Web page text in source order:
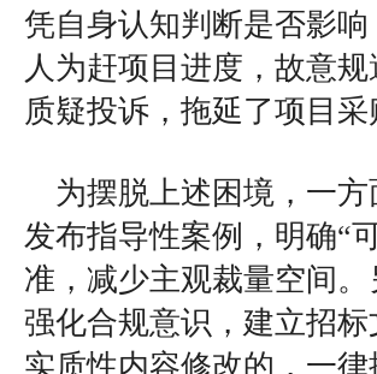
凭自身认知判断是否影
人为赶项目进度，故意
质疑投诉，拖延了项目
为摆脱上述困境，一
发布指导性案例，明确“
准，减少主观裁量空间
强化合规意识，建立招
实质性内容修改的，一